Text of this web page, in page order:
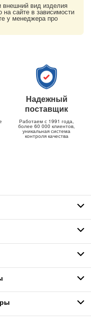
вид изделия
на сайте в зависимости
у менеджера про
Надежный
поставщик
Работаем с 1991 года,
более 60 000 клиентов,
уникальная система
контроля качества